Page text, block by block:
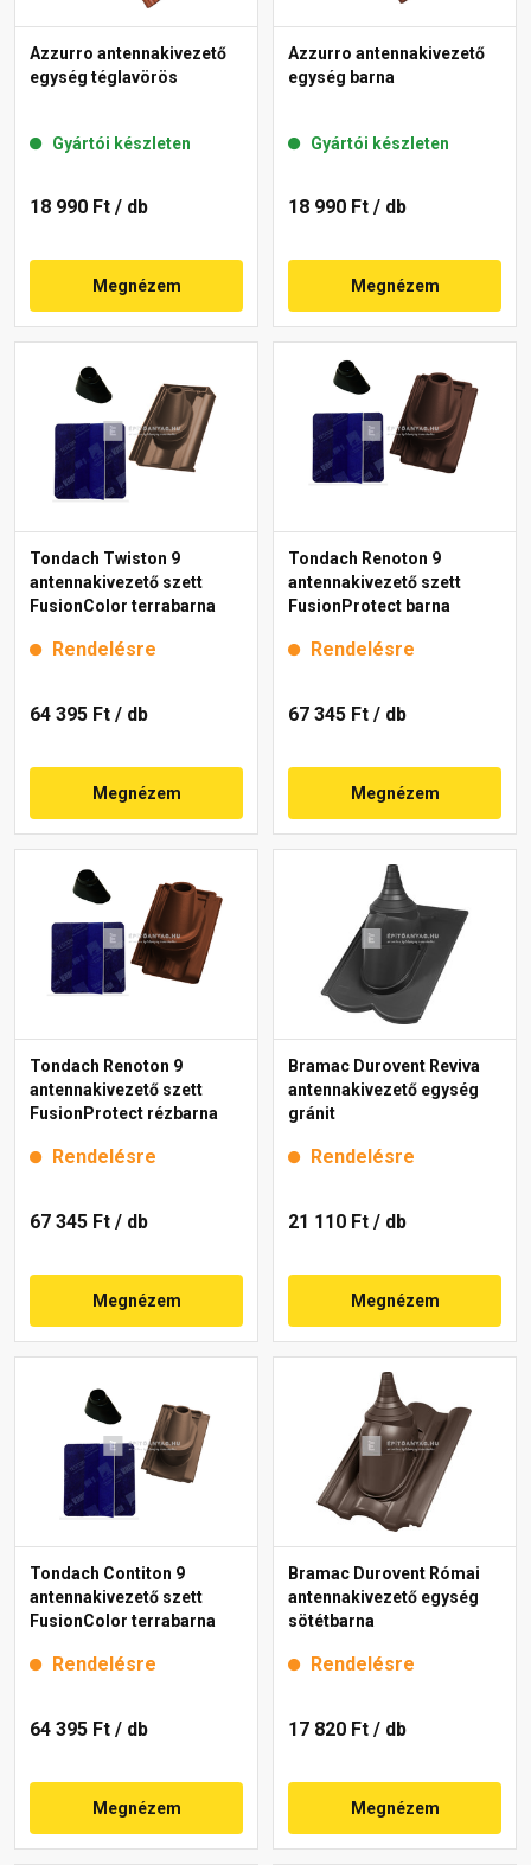
Azzurro antennakivezető
egység téglavörös
Gyártói készleten
18 990 Ft / db
Megnézem
Azzurro antennakivezető
egység barna
Gyártói készleten
18 990 Ft / db
Megnézem
Tondach Twiston 9
antennakivezető szett
FusionColor terrabarna
Rendelésre
64 395 Ft / db
Megnézem
Tondach Renoton 9
antennakivezető szett
FusionProtect barna
Rendelésre
67 345 Ft / db
Megnézem
Tondach Renoton 9
antennakivezető szett
FusionProtect rézbarna
Rendelésre
67 345 Ft / db
Megnézem
Bramac Durovent Reviva
antennakivezető egység
gránit
Rendelésre
21 110 Ft / db
Megnézem
Tondach Contiton 9
antennakivezető szett
FusionColor terrabarna
Rendelésre
64 395 Ft / db
Megnézem
Bramac Durovent Római
antennakivezető egység
sötétbarna
Rendelésre
17 820 Ft / db
Megnézem